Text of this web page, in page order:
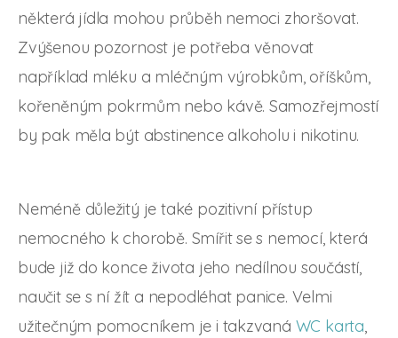
některá jídla mohou průběh nemoci zhoršovat.
Zvýšenou pozornost je potřeba věnovat
například mléku a mléčným výrobkům, oříškům,
kořeněným pokrmům nebo kávě. Samozřejmostí
by pak měla být abstinence alkoholu i nikotinu.
Neméně důležitý je také pozitivní přístup
nemocného k chorobě. Smířit se s nemocí, která
bude již do konce života jeho nedílnou součástí,
naučit se s ní žít a nepodléhat panice. Velmi
užitečným pomocníkem je i takzvaná WC karta,